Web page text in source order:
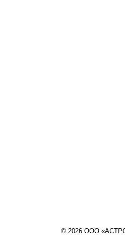
© 2026 ООО